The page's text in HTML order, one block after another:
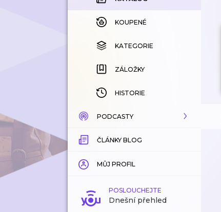
KOUPENÉ
KATEGORIE
ZÁLOŽKY
HISTORIE
PODCASTY
KATALOG
KATEGORIE
ZÁLOŽKY
ČLÁNKY BLOG
MŮJ PROFIL
POSLOUCHEJTE
Dnešní přehled